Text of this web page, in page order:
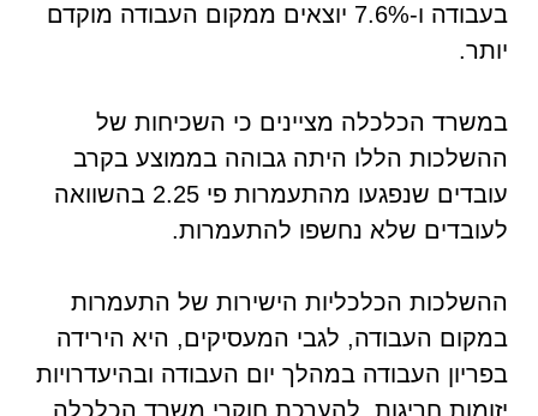
בעבודה ו-7.6% יוצאים ממקום העבודה מוקדם
יותר.
במשרד הכלכלה מציינים כי השכיחות של
ההשלכות הללו היתה גבוהה בממוצע בקרב
עובדים שנפגעו מהתעמרות פי 2.25 בהשוואה
לעובדים שלא נחשפו להתעמרות.
ההשלכות הכלכליות הישירות של התעמרות
במקום העבודה, לגבי המעסיקים, היא הירידה
בפריון העבודה במהלך יום העבודה ובהיעדרויות
יזומות חריגות. להערכת חוקרי משרד הכלכלה,